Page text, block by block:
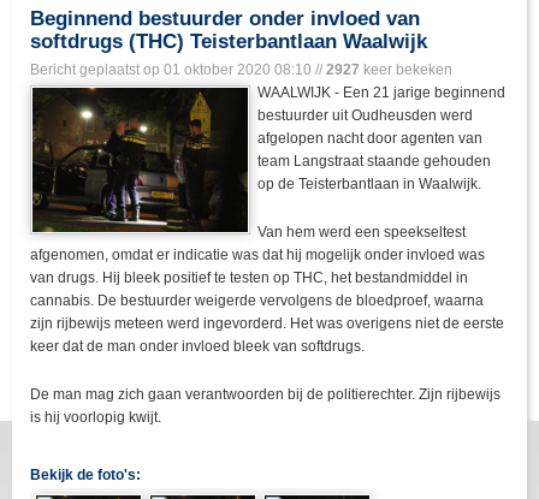
Beginnend bestuurder onder invloed van
softdrugs (THC) Teisterbantlaan Waalwijk
Bericht geplaatst op 01 oktober 2020 08:10 // 2927 keer bekeken
WAALWIJK - Een 21 jarige beginnend
bestuurder uit Oudheusden werd
afgelopen nacht door agenten van
team Langstraat staande gehouden
op de Teisterbantlaan in Waalwijk.
Van hem werd een speekseltest
afgenomen, omdat er indicatie was dat hij mogelijk onder invloed was
van drugs. Hij bleek positief te testen op THC, het bestandmiddel in
cannabis. De bestuurder weigerde vervolgens de bloedproef, waarna
zijn rijbewijs meteen werd ingevorderd. Het was overigens niet de eerste
keer dat de man onder invloed bleek van softdrugs.
De man mag zich gaan verantwoorden bij de politierechter. Zijn rijbewijs
is hij voorlopig kwijt.
Bekijk de foto's: